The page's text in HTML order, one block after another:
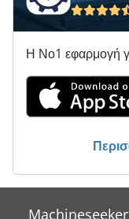
Η Νο1 εφαρμογή